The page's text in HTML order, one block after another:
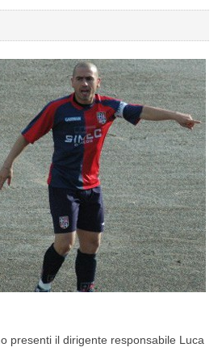
presenti il dirigente responsabile Luca